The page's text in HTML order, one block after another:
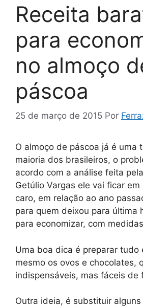
Receita
para
no almoço
páscoa
25 de março de 2015 Por
O almoço de páscoa já é uma
maioria dos brasileiros, o
acordo com a análise feita
Getúlio Vargas ele vai ficar em
caro, em relação ao ano
para quem deixou para última
para economizar, com
Uma boa dica é preparar tudo
mesmo os ovos e chocolates,
indispensáveis, mas fáceis de
Outra ideia, é substituir alguns